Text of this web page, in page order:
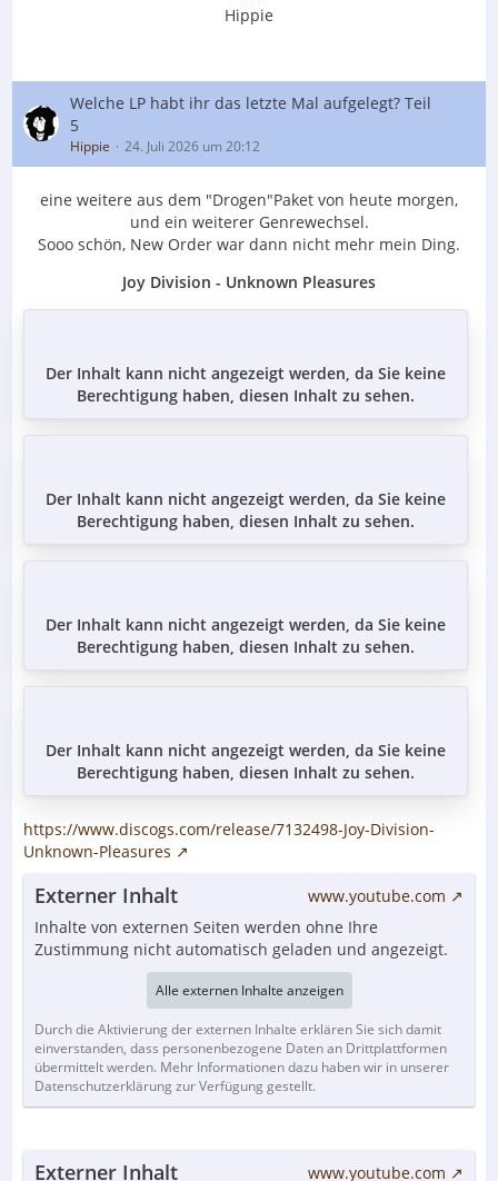
Hippie
Welche LP habt ihr das letzte Mal aufgelegt? Teil
5
Hippie 24. Juli 2026 um 20:12
eine weitere aus dem "Drogen"Paket von heute morgen,
und ein weiterer Genrewechsel.
Sooo schön, New Order war dann nicht mehr mein Ding.
Joy Division - Unknown Pleasures
Der Inhalt kann nicht angezeigt werden, da Sie keine
Berechtigung haben, diesen Inhalt zu sehen.
Der Inhalt kann nicht angezeigt werden, da Sie keine
Berechtigung haben, diesen Inhalt zu sehen.
Der Inhalt kann nicht angezeigt werden, da Sie keine
Berechtigung haben, diesen Inhalt zu sehen.
Der Inhalt kann nicht angezeigt werden, da Sie keine
Berechtigung haben, diesen Inhalt zu sehen.
https://www.discogs.com/release/7132498-Joy-Division-
Unknown-Pleasures
Externer Inhalt
www.youtube.com
Inhalte von externen Seiten werden ohne Ihre
Zustimmung nicht automatisch geladen und angezeigt.
Alle externen Inhalte anzeigen
Durch die Aktivierung der externen Inhalte erklären Sie sich damit
einverstanden, dass personenbezogene Daten an Drittplattformen
übermittelt werden. Mehr Informationen dazu haben wir in unserer
Datenschutzerklärung zur Verfügung gestellt.
Externer Inhalt www.youtube.com